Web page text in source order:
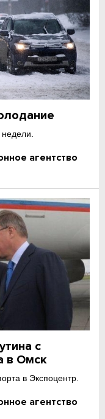
агентство
с
в Омск
в Экспоцентр.
агентство